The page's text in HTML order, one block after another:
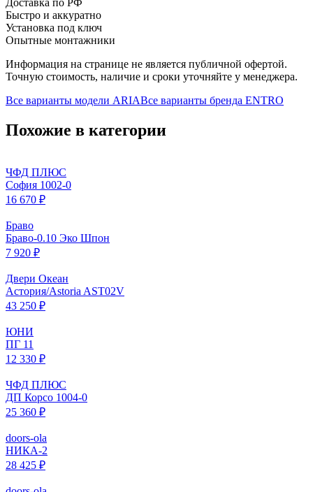
Доставка по РФ
Быстро и аккуратно
Установка под ключ
Опытные монтажники
Информация на странице не является публичной офертой.
Точную стоимость, наличие и сроки уточняйте у менеджера.
Все варианты модели ARIAВсе варианты бренда ENTRO
Похожие в категории
ЧФД ПЛЮС
София 1002-0
16 670 ₽
Браво
Браво-0.10 Эко Шпон
7 920 ₽
Двери Океан
Астория/Astoria AST02V
43 250 ₽
ЮНИ
ПГ 11
12 330 ₽
ЧФД ПЛЮС
ДП Корсо 1004-0
25 360 ₽
doors-ola
НИКА-2
28 425 ₽